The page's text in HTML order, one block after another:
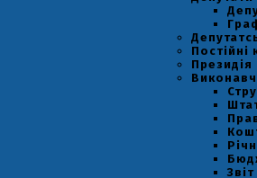
Постійні
Президія